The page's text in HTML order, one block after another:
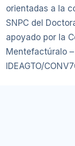
orientadas a la
SNPC del
apoyado por la
Mentefactúralo
IDEAGTO/